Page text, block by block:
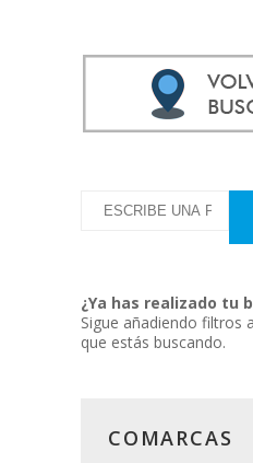
¿Ya has realizado tu
Sigue añadiendo filtros
que estás buscando.
COMARCAS